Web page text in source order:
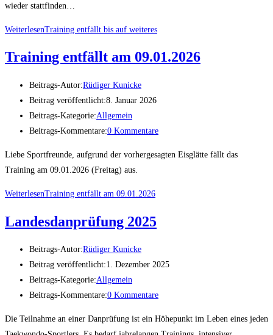
wieder stattfinden…
WeiterlesenTraining entfällt bis auf weiteres
Training entfällt am 09.01.2026
Beitrags-Autor:Rüdiger Kunicke
Beitrag veröffentlicht:8. Januar 2026
Beitrags-Kategorie:Allgemein
Beitrags-Kommentare:0 Kommentare
Liebe Sportfreunde, aufgrund der vorhergesagten Eisglätte fällt das
Training am 09.01.2026 (Freitag) aus.
WeiterlesenTraining entfällt am 09.01.2026
Landesdanprüfung 2025
Beitrags-Autor:Rüdiger Kunicke
Beitrag veröffentlicht:1. Dezember 2025
Beitrags-Kategorie:Allgemein
Beitrags-Kommentare:0 Kommentare
Die Teilnahme an einer Danprüfung ist ein Höhepunkt im Leben eines jeden